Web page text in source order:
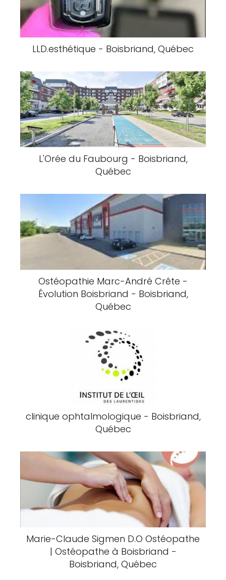
LLD.esthétique - Boisbriand, Québec
L'Orée du Faubourg - Boisbriand,
Québec
Ostéopathie Marc-André Crête -
Évolution Boisbriand - Boisbriand,
Québec
clinique ophtalmologique - Boisbriand,
Québec
Marie-Claude Sigmen D.O Ostéopathe
| Ostéopathe à Boisbriand -
Boisbriand, Québec